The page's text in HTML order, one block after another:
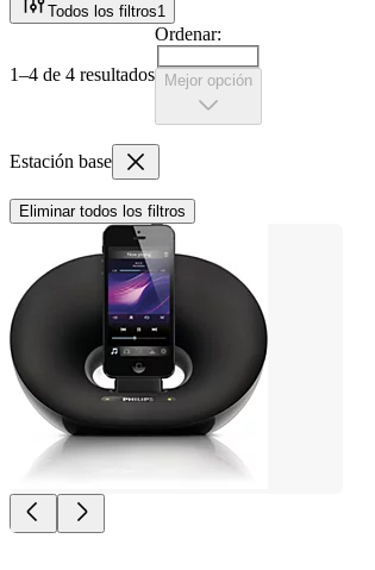
Todos los filtros1
1–4 de 4 resultados
Ordenar:
Mejor opción
Estación base
Eliminar todos los filtros